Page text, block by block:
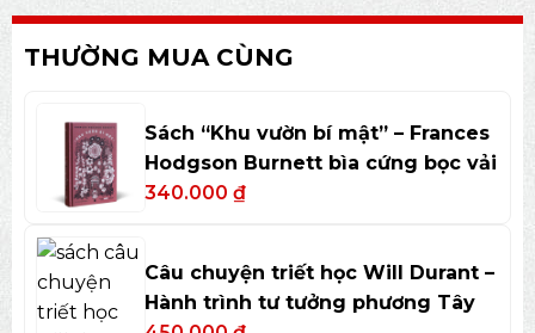
THƯỜNG MUA CÙNG
Sách “Khu vườn bí mật” – Frances
Hodgson Burnett bìa cứng bọc vải
340.000 ₫
Câu chuyện triết học Will Durant –
Hành trình tư tưởng phương Tây